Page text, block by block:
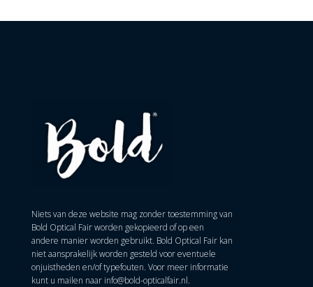
Niets van deze website mag zonder toestemming van
Bold Optical Fair worden gekopieerd of op een
andere manier worden gebruikt. Bold Optical Fair kan
niet aansprakelijk worden gesteld voor eventuele
onjuistheden en/of typefouten. Voor meer informatie
kunt u mailen naar info@bold-opticalfair.nl.